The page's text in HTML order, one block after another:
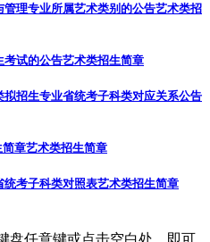
理专业所属艺术类别的公告艺术类招
考试的公告艺术类招生简章
招生专业省统考子科类对应关系公告
简章艺术类招生简章
统考子科类对照表艺术类招生简章